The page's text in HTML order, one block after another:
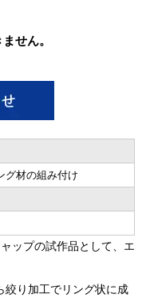
せん。
材の組み付け
ップの試作品として、エ
絞り加工でリング状に成